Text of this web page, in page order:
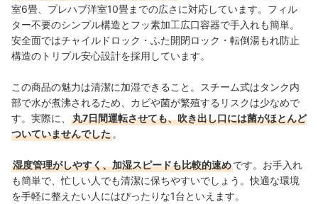
室6畳、プレハブ洋室10畳までの広さに対応しています。フィル
ター不要のシンプル構造とフッ素加工広口容器で手入れも簡単。
安全面ではチャイルドロック・ふた開閉ロック・転倒湯もれ防止
構造のトリプル安心設計を採用しています。
この商品の魅力は清潔に加湿できること。スチーム式はタンク内
部で水が煮沸されるため、カビや菌が繁殖するリスクは少なめで
す。実際に、
丸7日間運転させても、吹き出し口には菌がほとんど
ついていませんでした 。
湿度管理がしやすく、加湿スピードも比較的速めです。お手入れ
も簡単で、忙しい人でも清潔に保ちやすいでしょう。快適な環境
を手軽に整えたい人にはぴったりな1台といえます。